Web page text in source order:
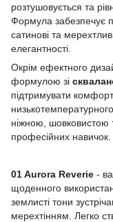
розтушовується та
Формула забезпечує
сатинові та
елегантності.
Окрім ефектного
формулою зі
підтримувати
ніжною, шовковистою
професійних навичок.
01 Aurora Reverie -
щоденного
землисті тони
мерехтінням. Легко